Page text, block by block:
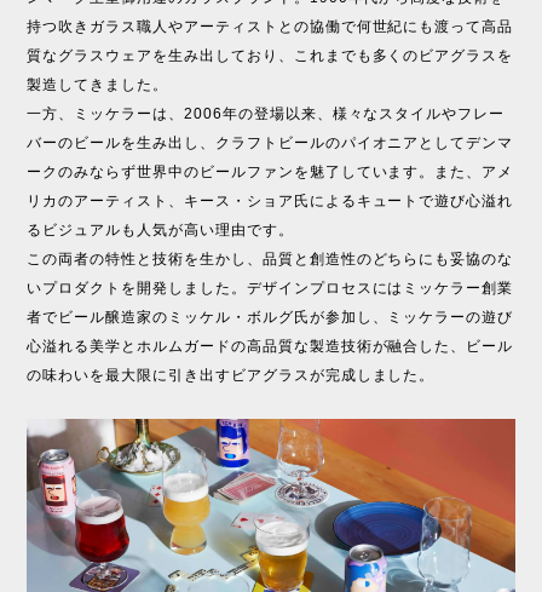
持つ吹きガラス職人やアーティストとの協働で何世紀にも渡って高品
質なグラスウェアを生み出しており、これまでも多くのビアグラスを
製造してきました。
一方、ミッケラーは、2006年の登場以来、様々なスタイルやフレー
バーのビールを生み出し、クラフトビールのパイオニアとしてデンマ
ークのみならず世界中のビールファンを魅了しています。また、アメ
リカのアーティスト、キース・ショア氏によるキュートで遊び心溢れ
るビジュアルも人気が高い理由です。
この両者の特性と技術を生かし、品質と創造性のどちらにも妥協のな
いプロダクトを開発しました。デザインプロセスにはミッケラー創業
者でビール醸造家のミッケル・ボルグ氏が参加し、ミッケラーの遊び
心溢れる美学とホルムガードの高品質な製造技術が融合した、ビール
の味わいを最大限に引き出すビアグラスが完成しました。